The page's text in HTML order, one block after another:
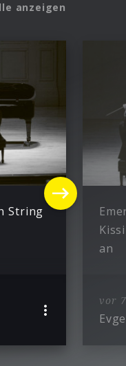
anzeigen
String
an
vor